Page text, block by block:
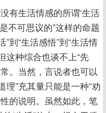
有生活情感的所谓‘生活
不可思议的”这样的命题
”到“生活感悟”到“生活情
这种综合也谈不上“先
。当然，言说者也可以
理”充其量只能是一种“劝
的说明。虽然如此，笔